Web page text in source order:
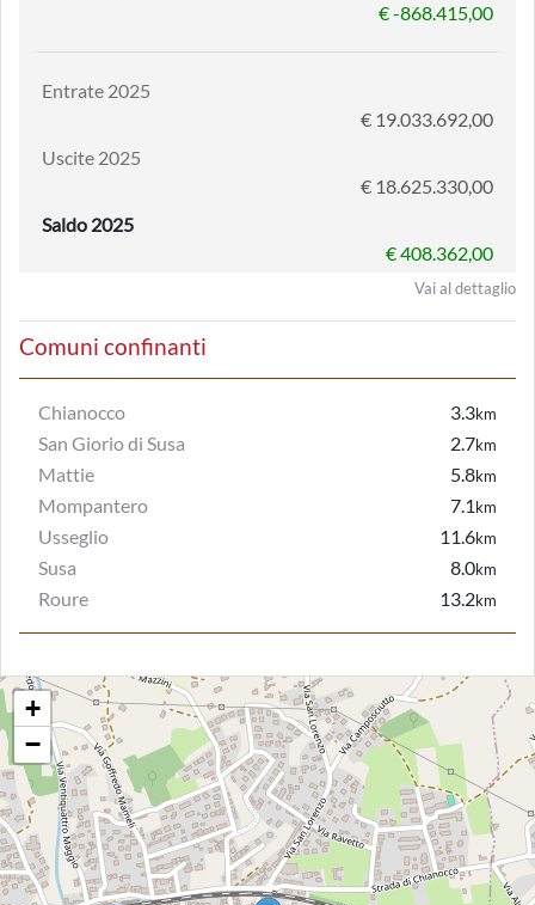
€ -868.415,00
Entrate 2025
€ 19.033.692,00
Uscite 2025
€ 18.625.330,00
Saldo 2025
€ 408.362,00
Vai al dettaglio
Comuni confinanti
Chianocco 3.3km
San Giorio di Susa 2.7km
Mattie 5.8km
Mompantero 7.1km
Usseglio 11.6km
Susa 8.0km
Roure 13.2km
+
−